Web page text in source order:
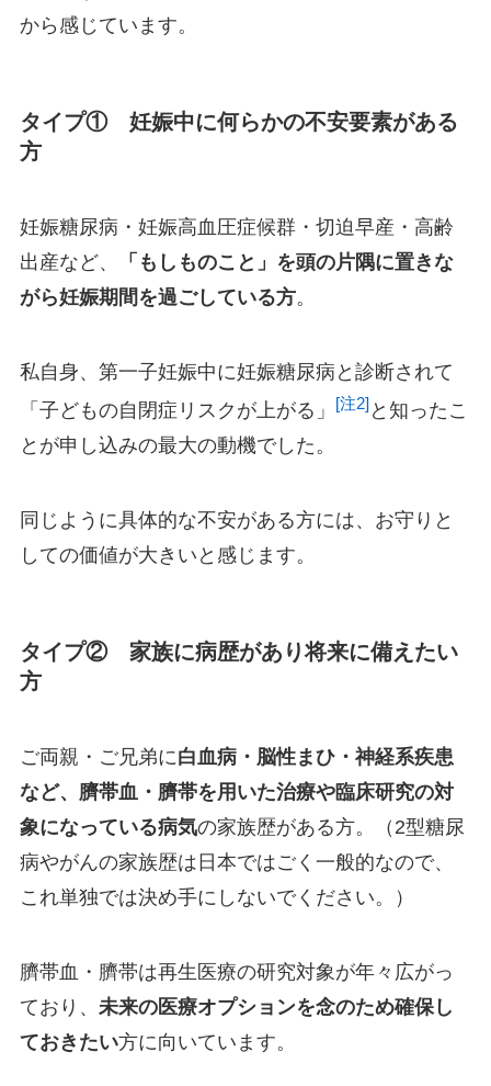
から感じています。
タイプ① 妊娠中に何らかの不安要素がある
方
妊娠糖尿病・妊娠高血圧症候群・切迫早産・高齢
出産など、
「もしものこと」を頭の片隅に置きな
がら妊娠期間を過ごしている方。
私自身、第一子妊娠中に妊娠糖尿病と診断されて
「子どもの自閉症リスクが上がる」
[注2]と知ったこ
とが申し込みの最大の動機でした。
同じように具体的な不安がある方には、お守りと
しての価値が大きいと感じます。
タイプ② 家族に病歴があり将来に備えたい
方
ご両親・ご兄弟に白血病・脳性まひ・神経系疾患
など、臍帯血・臍帯を用いた治療や臨床研究の対
象になっている病気の家族歴がある方。（2型糖尿
病やがんの家族歴は日本ではごく一般的なので、
これ単独では決め手にしないでください。）
臍帯血・臍帯は再生医療の研究対象が年々広がっ
ており、 未来の医療オプションを念のため確保し
ておきたい方に向いています。